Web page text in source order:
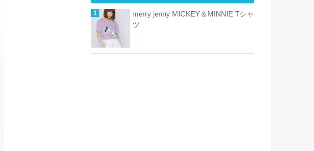
merry jenny MICKEY＆MINNIE Tシャ
ツ